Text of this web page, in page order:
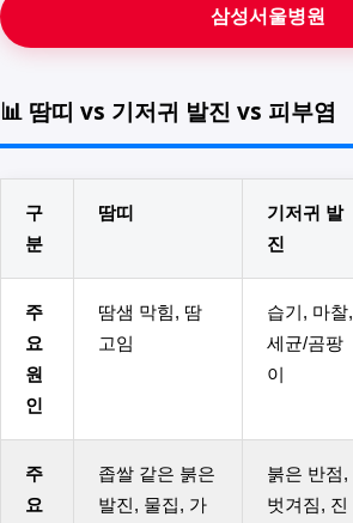
삼성서울병원
📊 땀띠 vs 기저귀 발진 vs 피부염
구
분
땀띠
기저귀 발
진
주
요
원
인
땀샘 막힘, 땀
고임
습기, 마찰,
세균/곰팡
이
주
요
좁쌀 같은 붉은
발진, 물집, 가
붉은 반점,
벗겨짐, 진